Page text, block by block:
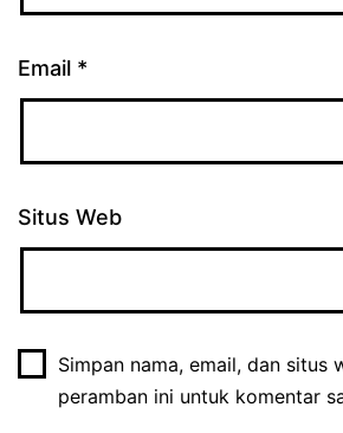
Email *
Situs Web
Simpan nama, email, dan situs
peramban ini untuk komentar